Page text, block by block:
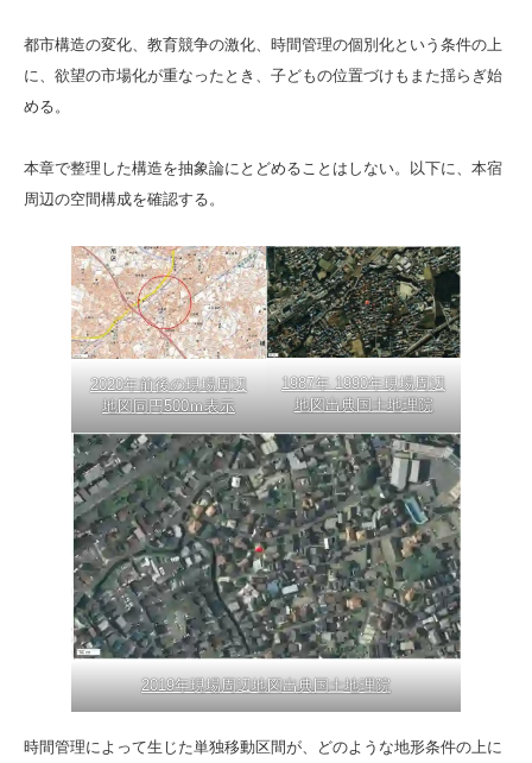
都市構造の変化、教育競争の激化、時間管理の個別化という条件の上
に、欲望の市場化が重なったとき、子どもの位置づけもまた揺らぎ始
める。
本章で整理した構造を抽象論にとどめることはしない。以下に、本宿
周辺の空間構成を確認する。
2020年前後の現場周辺
地図同円500ｍ表示
1987年 1990年現場周辺
地図出典国土地理院
2019年現場周辺地図出典国土地理院
時間管理によって生じた単独移動区間が、どのような地形条件の上に